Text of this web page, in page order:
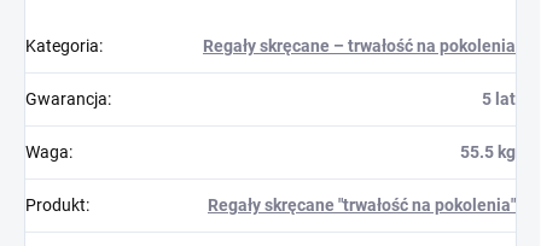
Kategoria: Regały skręcane – trwałość na pokolenia
Gwarancja: 5 lat
Waga: 55.5 kg
Produkt: Regały skręcane "trwałość na pokolenia"